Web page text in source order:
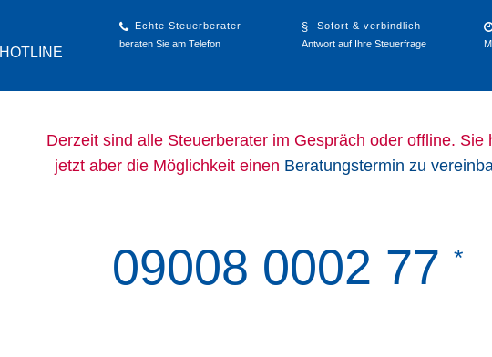
HOTLINE
Echte Steuerberater
beraten Sie am Telefon
Sofort & verbindlich
Antwort auf Ihre Steuerfrage
Derzeit sind alle Steuerberater im Gespräch oder offline. Sie
jetzt aber die Möglichkeit einen Beratungstermin zu
09008 0002 77 *